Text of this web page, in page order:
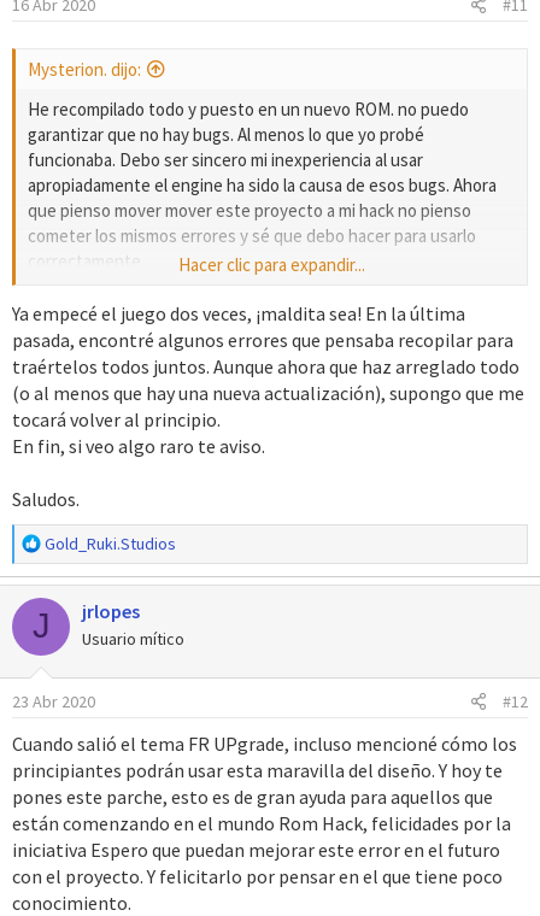
e
16 Abr 2020 #11
Mysterion. dijo:
He recompilado todo y puesto en un nuevo ROM. no puedo
garantizar que no hay bugs. Al menos lo que yo probé
funcionaba. Debo ser sincero mi inexperiencia al usar
apropiadamente el engine ha sido la causa de esos bugs. Ahora
que pienso mover mover este proyecto a mi hack no pienso
cometer los mismos errores y sé que debo hacer para usarlo
correctamente.
Es todo por ahora. Que esta sea la beta final del Proyecto de 15D
Hacer clic para expandir...
Ya empecé el juego dos veces, ¡maldita sea! En la última
pasada, encontré algunos errores que pensaba recopilar para
traértelos todos juntos. Aunque ahora que haz arreglado todo
(o al menos que hay una nueva actualización), supongo que me
tocará volver al principio.
En fin, si veo algo raro te aviso.
Saludos.
R
e
a
c
c
i
o
n
s
:
Gold_Ruki.Studios
J jrlopes
Usuario mítico
23 Abr 2020 #12
Cuando salió el tema FR UPgrade, incluso mencioné cómo los
principiantes podrán usar esta maravilla del diseño. Y hoy te
pones este parche, esto es de gran ayuda para aquellos que
están comenzando en el mundo Rom Hack, felicidades por la
iniciativa Espero que puedan mejorar este error en el futuro
con el proyecto. Y felicitarlo por pensar en el que tiene poco
conocimiento.